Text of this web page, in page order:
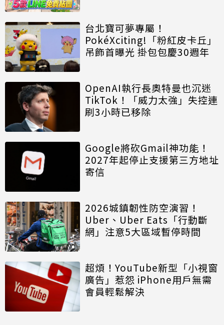
台北寶可夢專屬！
PokéXciting!「粉紅皮卡丘」
吊飾首曝光 掛包包慶30週年
OpenAI執行長奧特曼也沉迷
TikTok！「威力太強」失控連
刷3小時已移除
Google將砍Gmail神功能！
2027年起停止支援第三方地址
寄信
2026城鎮韌性防空演習！
Uber、Uber Eats「行動斷
網」注意5大區域暫停時間
超煩！YouTube新型「小視窗
廣告」惹怨 iPhone用戶無需
會員輕鬆解決